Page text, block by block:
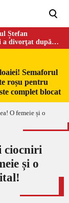
Ștefan
a divorţat după
Semaforul
roșu pentru
complet blocat
ciocniri
și o